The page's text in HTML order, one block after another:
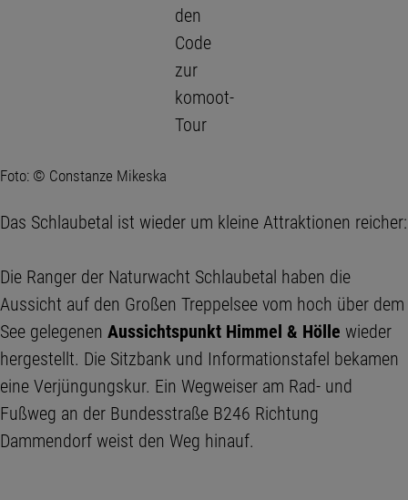
den
Code
zur
komoot-
Tour
Foto: © Constanze Mikeska
Das Schlaubetal ist wieder um kleine Attraktionen reicher:
Die Ranger der Naturwacht Schlaubetal haben die
Aussicht auf den Großen Treppelsee vom hoch über dem
See gelegenen Aussichtspunkt Himmel & Hölle wieder
hergestellt. Die Sitzbank und Informationstafel bekamen
eine Verjüngungskur. Ein Wegweiser am Rad- und
Fußweg an der Bundesstraße B246 Richtung
Dammendorf weist den Weg hinauf.